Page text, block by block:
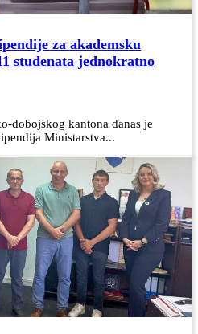
za akademsku
studenata jednokratno
dobojskog kantona danas je
Ministarstva...